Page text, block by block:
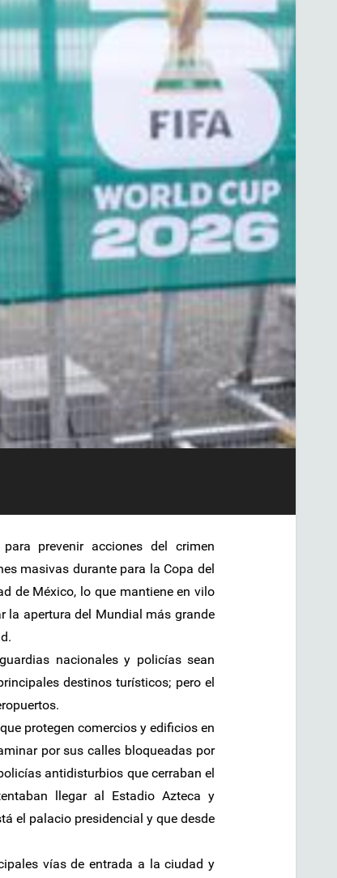
prevenir acciones del crimen
masivas durante para la Copa del
de México, lo que mantiene en vilo
la apertura del Mundial más grande
nacionales y policías sean
destinos turísticos; pero el
protegen comercios y edificios en
por sus calles bloqueadas por
antidisturbios que cerraban el
llegar al Estadio Azteca y
el palacio presidencial y que desde
vías de entrada a la ciudad y